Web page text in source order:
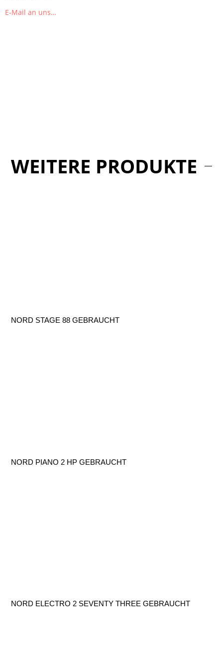
E-Mail an uns…
WEITERE PRODUKTE
NORD STAGE 88 GEBRAUCHT
NORD PIANO 2 HP GEBRAUCHT
NORD ELECTRO 2 SEVENTY THREE GEBRAUCHT